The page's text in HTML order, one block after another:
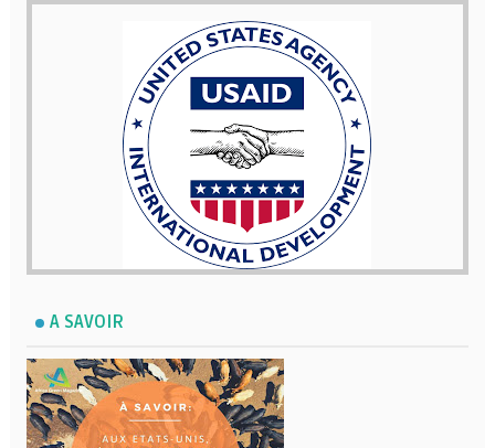
A SAVOIR